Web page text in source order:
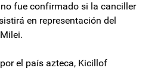
fue confirmado si la canciller
en representación del
el país azteca, Kicillof